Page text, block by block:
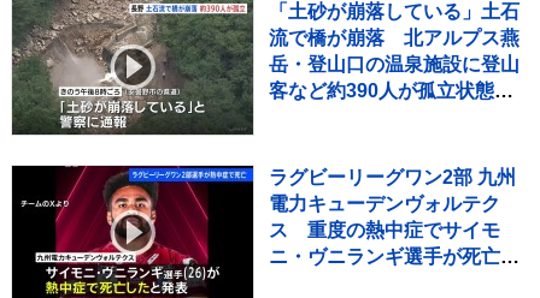
「土砂が崩落している」土石
流で橋が崩落 北アルプス燕
岳・登山口の温泉施設に登山
客など約390人が孤立状態
ラグビーリーグワン2部 九州
電力キューデンヴォルテク
ス 重度の熱中症でサイモ
ニ・ヴニランギ選手が死亡と